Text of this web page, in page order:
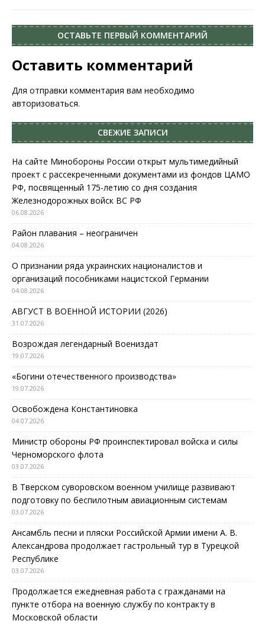
ОСТАВЬТЕ ПЕРВЫЙ КОММЕНТАРИЙ
Оставить комментарий
Для отправки комментария вам необходимо
авторизоваться.
СВЕЖИЕ ЗАПИСИ
На сайте Минобороны России открыт мультимедийный
проект с рассекреченными документами из фондов ЦАМО
РФ, посвященный 175-летию со дня создания
Железнодорожных войск ВС РФ
06.08.2026
Район плавания – неограничен
04.08.2026
О признании ряда украинских националистов и
организаций пособниками нацистской Германии
04.08.2026
АВГУСТ В ВОЕННОЙ ИСТОРИИ (2026)
31.07.2026
Возрождая легендарный Воениздат
19.07.2026
«Богини отечественного производства»
19.07.2026
Освобождена Константиновка
04.07.2026
Министр обороны РФ проинспектировал войска и силы
Черноморского флота
03.07.2026
В Тверском суворовском военном училище развивают
подготовку по беспилотным авиационным системам
03.07.2026
Ансамбль песни и пляски Российской Армии имени А. В.
Александрова продолжает гастрольный тур в Турецкой
Республике
03.07.2026
Продолжается ежедневная работа с гражданами на
пункте отбора на военную службу по контракту в
Московской области